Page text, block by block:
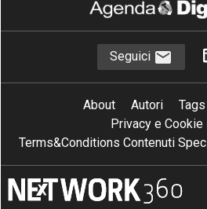
Seguici
About Autori Tags
Privacy e
Terms&Conditions Contenuti